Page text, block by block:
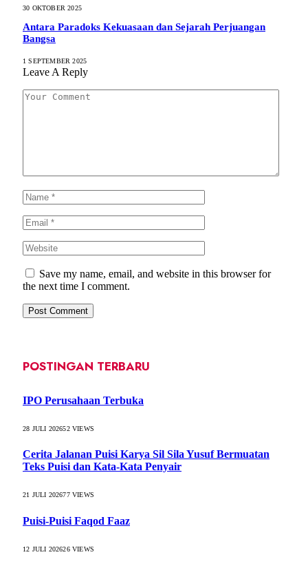
30 OKTOBER 2025
Antara Paradoks Kekuasaan dan Sejarah Perjuangan
Bangsa
1 SEPTEMBER 2025
Leave A Reply
Save my name, email, and website in this browser for
the next time I comment.
POSTINGAN TERBARU
IPO Perusahaan Terbuka
28 JULI 202652VIEWS
Cerita Jalanan Puisi Karya Sil Sila Yusuf Bermuatan
Teks Puisi dan Kata-Kata Penyair
21 JULI 202677VIEWS
Puisi-Puisi Faqod Faaz
12 JULI 202626VIEWS